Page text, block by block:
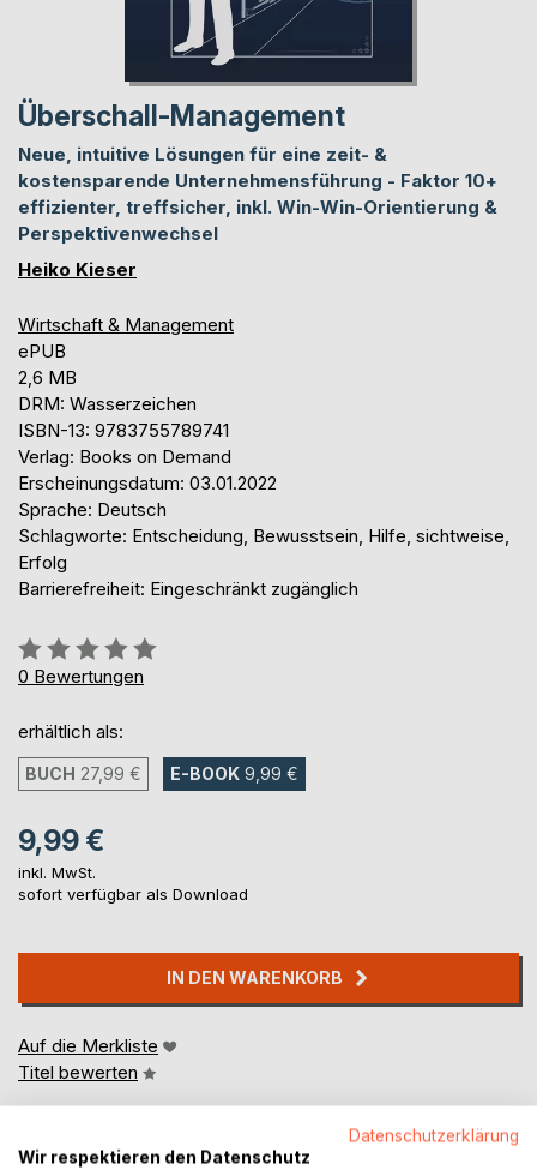
Überschall-Management
Neue, intuitive Lösungen für eine zeit- &
kostensparende Unternehmensführung - Faktor 10+
effizienter, treffsicher, inkl. Win-Win-Orientierung &
Perspektivenwechsel
Heiko Kieser
Wirtschaft & Management
ePUB
2,6 MB
DRM: Wasserzeichen
ISBN-13: 9783755789741
Verlag: Books on Demand
Erscheinungsdatum: 03.01.2022
Sprache: Deutsch
Schlagworte: Entscheidung, Bewusstsein, Hilfe, sichtweise,
Erfolg
Barrierefreiheit: Eingeschränkt zugänglich
Bewertung::
0%
0 Bewertungen
erhältlich als:
BUCH 27,99 € E-BOOK 9,99 €
9,99 €
inkl. MwSt.
sofort verfügbar als Download
IN DEN WARENKORB
Auf die Merkliste
Titel bewerten
Datenschutzerklärung
Wir respektieren den Datenschutz